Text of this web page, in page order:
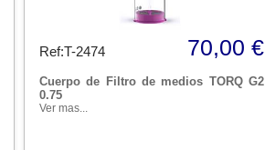
Ref:T-2474 70,00 €
Cuerpo de Filtro de medios TORQ G2
0.75
Ver mas...